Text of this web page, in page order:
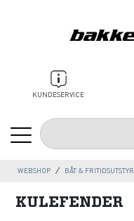
KUNDESERVICE
WEBSHOP BÅT & FRITIDSUTSTYR
KULEFENDER